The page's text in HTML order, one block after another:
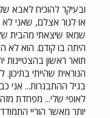
ובעיקר להוכיח לאבא
או לגור אצלם, שאני
שמאז שיצאתי מהבית
היתה בו קודם. הוא לא
תואר ראשון בהצטיינות
הנוראית שהייתי
בגיל ההתבגרות... אני
לאופי שלי... מפחדת
יותר מאשר הוריי